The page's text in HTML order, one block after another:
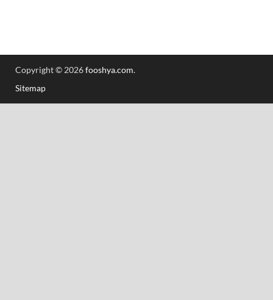
Copyright © 2026fooshya.com.
Sitemap